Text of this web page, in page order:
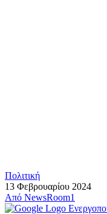
Πολιτική
13 Φεβρουαρίου 2024
Από NewsRoom1